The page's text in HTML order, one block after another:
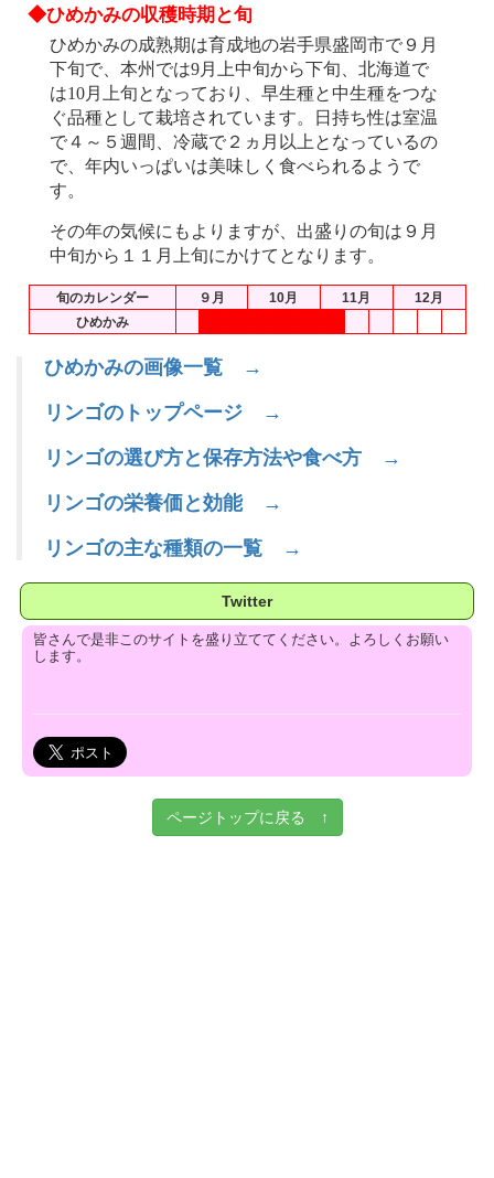
◆ひめかみの収穫時期と旬
ひめかみの成熟期は育成地の岩手県盛岡市で９月
下旬で、本州では9月上中旬から下旬、北海道で
は10月上旬となっており、早生種と中生種をつな
ぐ品種として栽培されています。日持ち性は室温
で４～５週間、冷蔵で２ヵ月以上となっているの
で、年内いっぱいは美味しく食べられるようで
す。
その年の気候にもよりますが、出盛りの旬は９月
中旬から１１月上旬にかけてとなります。
旬のカレンダー ９月 10月 11月
12月
ひめかみ
ひめかみの画像一覧 →
リンゴのトップページ →
リンゴの選び方と保存方法や食べ方 →
リンゴの栄養価と効能 →
リンゴの主な種類の一覧 →
Twitter
皆さんで是非このサイトを盛り立ててください。よろしくお願い
します。
ページトップに戻る ↑